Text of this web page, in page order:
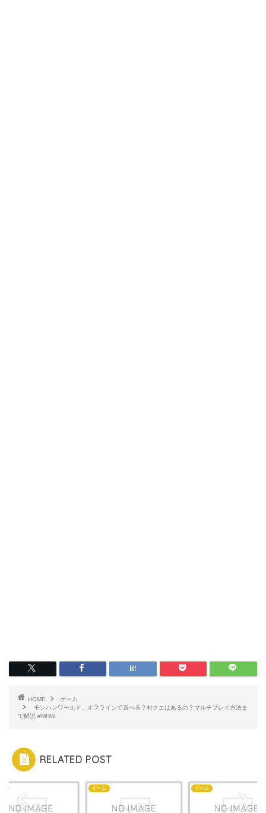
HOME
ゲーム
モンハンワールド、オフラインで遊べる？村クエはあるの？マルチプレイ方法ま
で解説 #MHW
RELATED POST
ゲーム ゲーム